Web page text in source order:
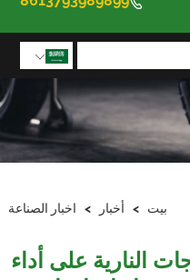

بيت > أخبار > اخبار الصناعة
النارية على أداء